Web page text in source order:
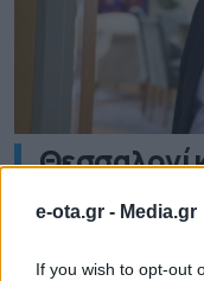
e-ota.gr - Media.gr
If you wish to opt-out
της ΔΕΘ